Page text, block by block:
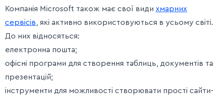
Компанія Microsoft також має свої види хмарних
сервісів, які активно використовуються в усьому світі.
До них відносяться:
електронна пошта;
офісні програми для створення таблиць, документів та
презентацій;
інструменти для можливості створювати прості сайти-